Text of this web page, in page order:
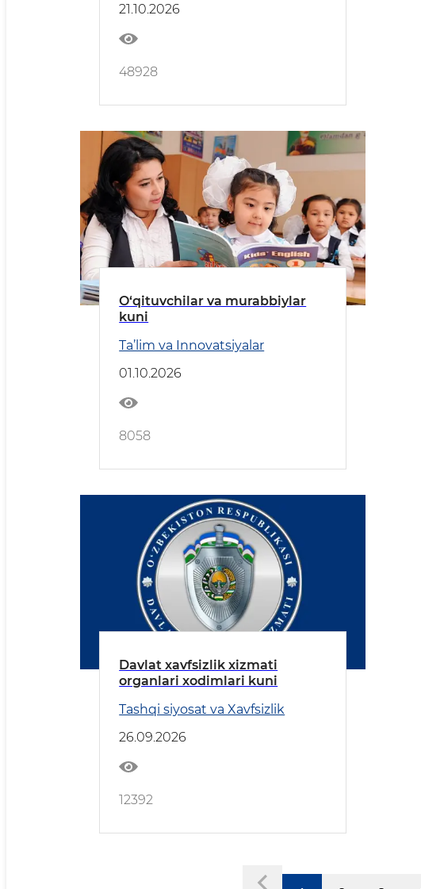
21.10.2026
48928
O‘qituvchilar va murabbiylar
kuni
Ta’lim va Innovatsiyalar
01.10.2026
8058
Davlat xavfsizlik xizmati
organlari xodimlari kuni
Tashqi siyosat va Xavfsizlik
26.09.2026
12392